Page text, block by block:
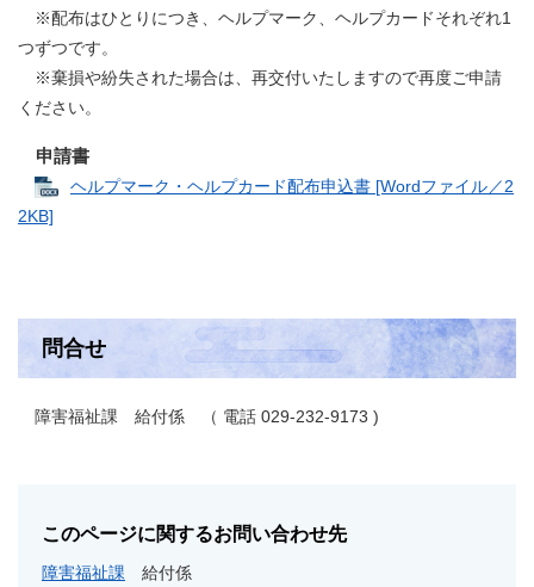
※配布はひとりにつき、ヘルプマーク、ヘルプカードそれぞれ1
つずつです。
※棄損や紛失された場合は、再交付いたしますので再度ご申請
ください。
申請書
ヘルプマーク・ヘルプカード配布申込書 [Wordファイル／2
2KB]
問合せ
障害福祉課 給付係 （ 電話 029-232-9173 )
このページに関するお問い合わせ先
障害福祉課
給付係